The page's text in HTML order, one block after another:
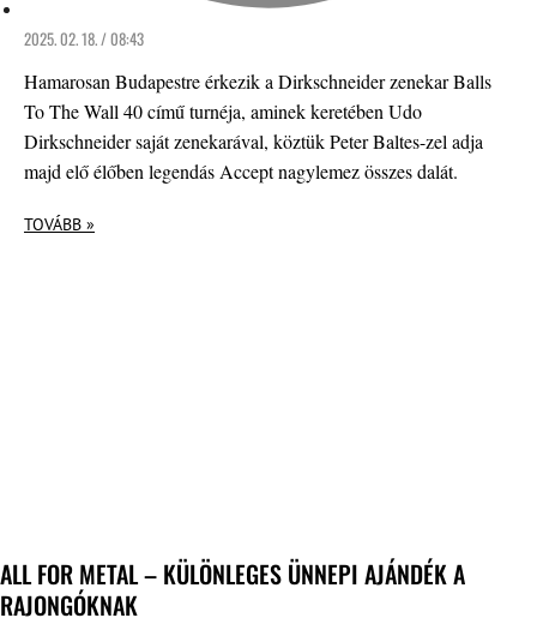
2025. 02. 18. / 08:43
Hamarosan Budapestre érkezik a Dirkschneider zenekar Balls
To The Wall 40 című turnéja, aminek keretében Udo
Dirkschneider saját zenekarával, köztük Peter Baltes-zel adja
majd elő élőben legendás Accept nagylemez összes dalát.
TOVÁBB »
ALL FOR METAL – KÜLÖNLEGES ÜNNEPI AJÁNDÉK A
RAJONGÓKNAK